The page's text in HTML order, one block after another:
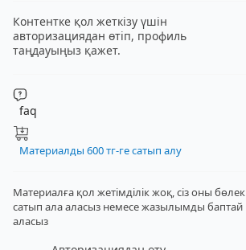
Контентке қол жеткізу үшін
авторизациядан өтіп, профиль
таңдауыңыз қажет.
faq
Материалды 600 тг-ге сатып алу
Материалға қол жетімділік жоқ, сіз оны бөлек
сатып ала аласыз немесе жазылымды баптай
аласыз